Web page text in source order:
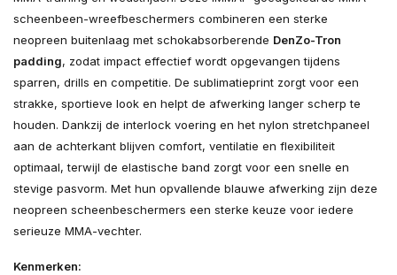
scheenbeen-wreefbeschermers combineren een sterke
neopreen buitenlaag met schokabsorberende DenZo-Tron
padding, zodat impact effectief wordt opgevangen tijdens
sparren, drills en competitie. De sublimatieprint zorgt voor een
strakke, sportieve look en helpt de afwerking langer scherp te
houden. Dankzij de interlock voering en het nylon stretchpaneel
aan de achterkant blijven comfort, ventilatie en flexibiliteit
optimaal, terwijl de elastische band zorgt voor een snelle en
stevige pasvorm. Met hun opvallende blauwe afwerking zijn deze
neopreen scheenbeschermers een sterke keuze voor iedere
serieuze MMA-vechter.
Kenmerken: